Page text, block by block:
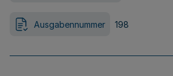
Ausgabennummer 198